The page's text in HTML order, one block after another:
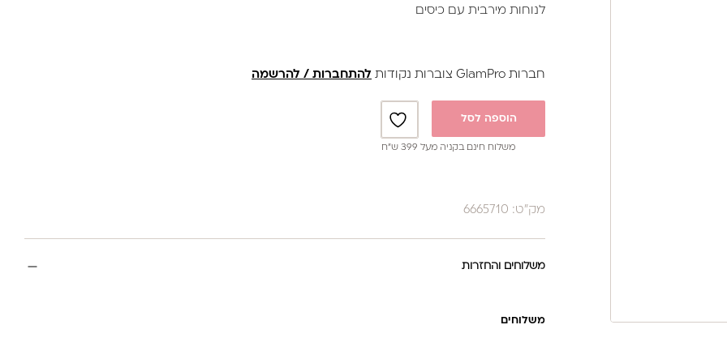
לנוחות מירבית עם כיסים
חברות GlamPro צוברות נקודות להתחברות / להרשמה
הוספה לסל
משלוח חינם בקניה מעל 399 ש”ח
מק"ט: 6665710
משלוחים והחזרות
משלוחים